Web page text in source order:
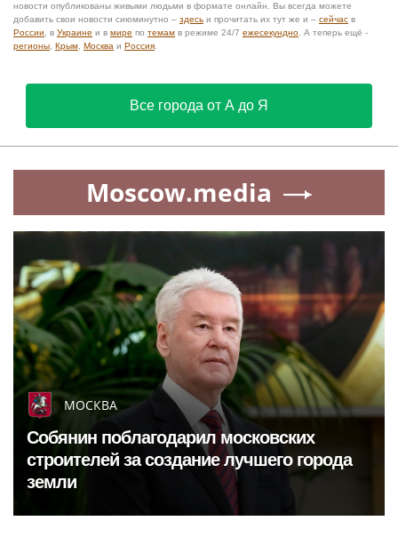
новости опубликованы живыми людьми в формате онлайн. Вы всегда можете
добавить свои новости сиюминутно – здесь и прочитать их тут же и – сейчас в
России , в Украине и в мире по темам в режиме 24/7 ежесекундно . А теперь ещё -
регионы Крым Москва и Россия
Все города от А до Я
Moscow.media
МОСКВА
Собянин поблагодарил московских
строителей за создание лучшего города
земли